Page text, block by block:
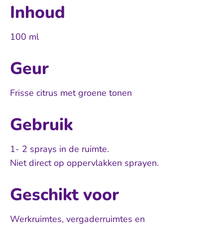
Inhoud
100 ml
Geur
Frisse citrus met groene tonen
Gebruik
1- 2 sprays in de ruimte.
Niet direct op oppervlakken sprayen.
Geschikt voor
Werkruimtes, vergaderruimtes en